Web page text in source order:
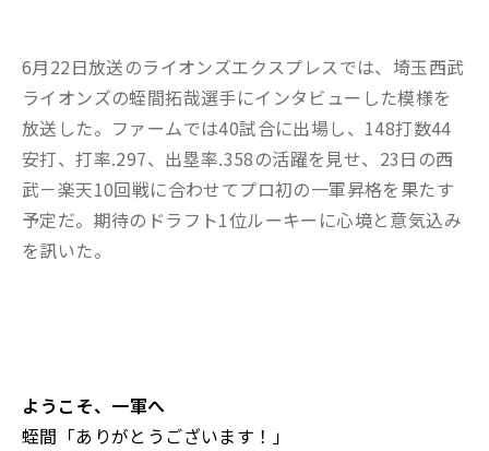
6月22日放送のライオンズエクスプレスでは、埼玉西武
ライオンズの蛭間拓哉選手にインタビューした模様を
放送した。ファームでは40試合に出場し、148打数44
安打、打率.297、出塁率.358の活躍を見せ、23日の西
武－楽天10回戦に合わせてプロ初の一軍昇格を果たす
予定だ。期待のドラフト1位ルーキーに心境と意気込み
を訊いた。
――ようこそ、一軍へ
蛭間「ありがとうございます！」